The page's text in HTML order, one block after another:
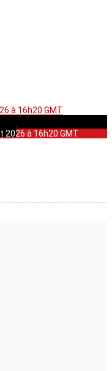
à 16h20 GMT
2026 à 16h20 GMT